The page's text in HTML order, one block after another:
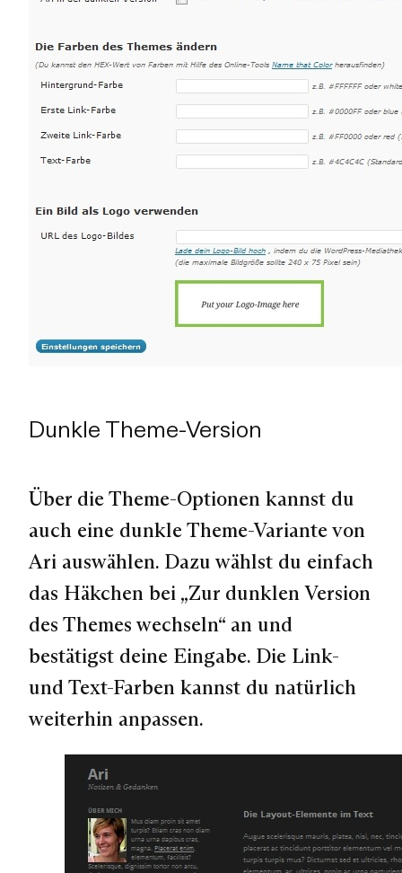
Dunkle Theme-Version
Über die Theme-Optionen kannst du
auch eine dunkle Theme-Variante von
Ari auswählen. Dazu wählst du einfach
das Häkchen bei „Zur dunklen Version
des Themes wechseln“ an und
bestätigst deine Eingabe. Die Link-
und Text-Farben kannst du natürlich
weiterhin anpassen.